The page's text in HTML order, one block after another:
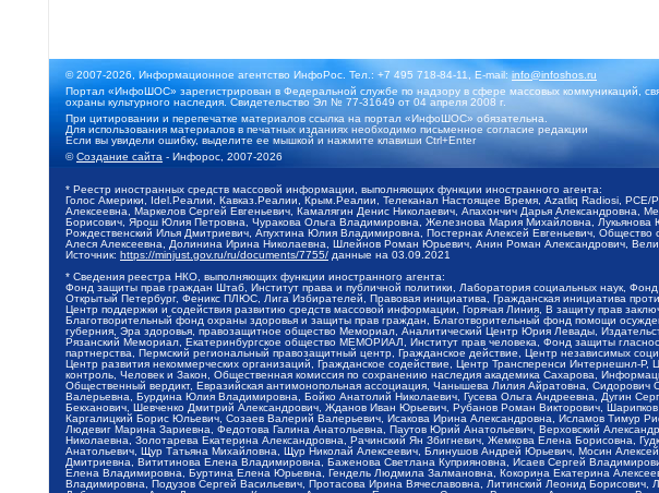
© 2007-2026, Информационное агентство ИнфоРос. Тел.: +7 495 718-84-11, E-mail:info@infoshos.ru
Портал «ИнфоШОС» зарегистрирован в Федеральной службе по надзору в сфере массовых коммуникаций,
охраны культурного наследия. Свидетельство Эл № 77-31649 от 04 апреля 2008 г.
При цитировании и перепечатке материалов ссылка на портал «ИнфоШОС» обязательна.
Для использования материалов в печатных изданиях необходимо письменное согласие редакции
Если вы увидели ошибку, выделите ее мышкой и нажмите клавиши Ctrl+Enter
©Создание сайта - Инфорос, 2007-2026
* Реестр иностранных средств массовой информации, выполняющих функции иностранного агента:
Голос Америки, Idel.Реалии, Кавказ.Реалии, Крым.Реалии, Телеканал Настоящее Время, Azatliq Radiosi,
Алексеевна, Маркелов Сергей Евгеньевич, Камалягин Денис Николаевич, Апахончич Дарья
Борисович, Ярош Юлия Петровна, Чуракова Ольга Владимировна, Железнова Мария Михайловна,
Рождественский Илья Дмитриевич, Апухтина Юлия Владимировна, Постернак Алексей Евгеньевич,
Алеся Алексеевна, Долинина Ирина Николаевна, Шлейнов Роман Юрьевич, Анин Роман Александрович,
Источник: https://minjust.gov.ru/ru/documents/7755/ данные на 03.09.2021
* Сведения реестра НКО, выполняющих функции иностранного агента:
Фонд защиты прав граждан Штаб, Институт права и публичной политики, Лаборатория социальных наук,
Открытый Петербург, Феникс ПЛЮС, Лига Избирателей, Правовая инициатива, Гражданская инициатива
Центр поддержки и содействия развитию средств массовой информации, Горячая Линия, В защиту прав
Благотворительный фонд охраны здоровья и защиты прав граждан, Благотворительный фонд помощи
губерния, Эра здоровья, правозащитное общество Мемориал, Аналитический Центр Юрия Левады,
Рязанский Мемориал, Екатеринбургское общество МЕМОРИАЛ, Институт прав человека, Фонд защиты
партнерства, Пермский региональный правозащитный центр, Гражданское действие, Центр
Центр развития некоммерческих организаций, Гражданское содействие, Центр Трансперенси
контроль, Человек и Закон, Общественная комиссия по сохранению наследия академика Сахарова,
Общественный вердикт, Евразийская антимонопольная ассоциация, Чанышева Лилия Айратовна,
Валерьевна, Бурдина Юлия Владимировна, Бойко Анатолий Николаевич, Гусева Ольга Андреевна, Дугин
Бекханович, Шевченко Дмитрий Александрович, Жданов Иван Юрьевич, Рубанов Роман Викторович,
Каргалицкий Борис Юльевич, Созаев Валерий Валерьевич, Исакова Ирина Александровна, Исламов Тимур
Людевиг Марина Зариевна, Федотова Галина Анатольевна, Паутов Юрий Анатольевич, Верховский
Николаевна, Золотарева Екатерина Александровна, Рачинский Ян Збигневич, Жемкова Елена Борисовна,
Анатольевич, Щур Татьяна Михайловна, Щур Николай Алексеевич, Блинушов Андрей Юрьевич, Мосин
Дмитриевна, Вититинова Елена Владимировна, Баженова Светлана Куприяновна, Исаев Сергей
Елена Владимировна, Буртина Елена Юрьевна, Гендель Людмила Залмановна, Кокорина Екатерина
Владимировна, Подузов Сергей Васильевич, Протасова Ирина Вячеславовна, Литинский Леонид